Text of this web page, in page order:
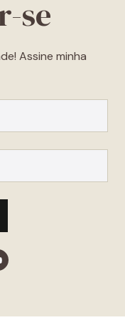
se
Assine minha